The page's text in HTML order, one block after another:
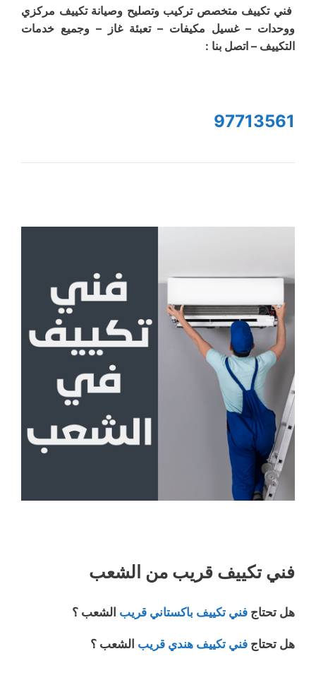
فني تكييف متخصص تركيب وتصليح وصيانة تكييف مركزي
ووحدات – غسيل مكيفات – تعبئة غاز – وجميع خدمات
التكييف – اتصل بنا :
97713561
فني تكييف قريب من الشعب
هل تحتاج فني تكييف باكستاني قريب الشعب ؟
هل تحتاج فني تكييف هندي قريب الشعب ؟